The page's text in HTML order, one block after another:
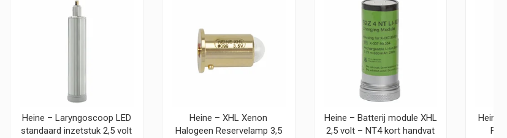
Heine – Laryngoscoop LED
standaard inzetstuk 2,5 volt
Heine – XHL Xenon
Halogeen Reservelamp 3,5
Heine – Batterij module XHL
2,5 volt – NT4 kort handvat
Heine